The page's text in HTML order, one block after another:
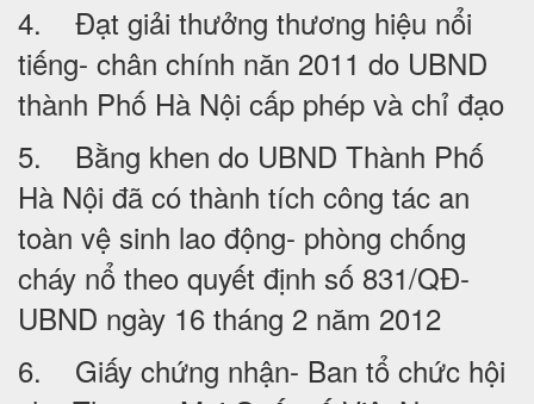
4. Đạt giải thưởng thương hiệu nổi
tiếng- chân chính năn 2011 do UBND
thành Phố Hà Nội cấp phép và chỉ đạo
5. Bằng khen do UBND Thành Phố
Hà Nội đã có thành tích công tác an
toàn vệ sinh lao động- phòng chống
cháy nổ theo quyết định số 831/QĐ-
UBND ngày 16 tháng 2 năm 2012
6. Giấy chứng nhận- Ban tổ chức hội